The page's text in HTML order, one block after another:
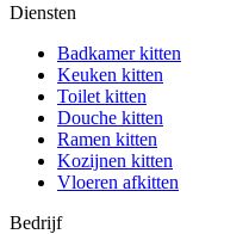
Diensten
Badkamer kitten
Keuken kitten
Toilet kitten
Douche kitten
Ramen kitten
Kozijnen kitten
Vloeren afkitten
Bedrijf